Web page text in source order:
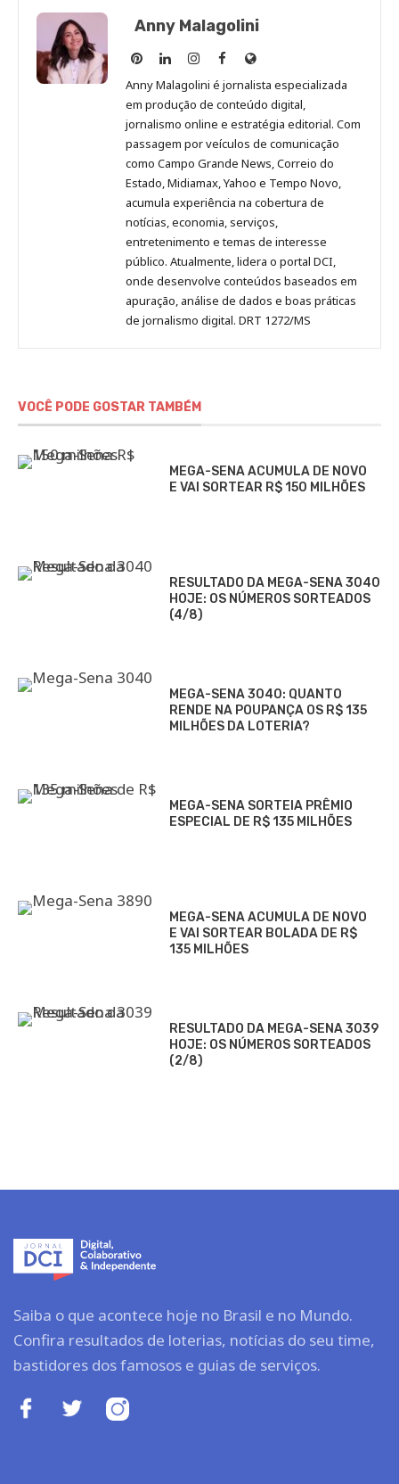
Anny Malagolini
Anny
Malagolini
no
Pinterest
Anny
Malagolini
no
LinkedIn
Anny
Malagolini
no
Instagram
Anny
Malagolini
no
Facebook
Site
de
Anny
Malagolini
Anny Malagolini é jornalista especializada
em produção de conteúdo digital,
jornalismo online e estratégia editorial. Com
passagem por veículos de comunicação
como Campo Grande News, Correio do
Estado, Midiamax, Yahoo e Tempo Novo,
acumula experiência na cobertura de
notícias, economia, serviços,
entretenimento e temas de interesse
público. Atualmente, lidera o portal DCI,
onde desenvolve conteúdos baseados em
apuração, análise de dados e boas práticas
de jornalismo digital. DRT 1272/MS
VOCÊ PODE GOSTAR TAMBÉM
MEGA-SENA ACUMULA DE NOVO
E VAI SORTEAR R$ 150 MILHÕES
RESULTADO DA MEGA-SENA 3040
HOJE: OS NÚMEROS SORTEADOS
(4/8)
MEGA-SENA 3040: QUANTO
RENDE NA POUPANÇA OS R$ 135
MILHÕES DA LOTERIA?
MEGA-SENA SORTEIA PRÊMIO
ESPECIAL DE R$ 135 MILHÕES
MEGA-SENA ACUMULA DE NOVO
E VAI SORTEAR BOLADA DE R$
135 MILHÕES
RESULTADO DA MEGA-SENA 3039
HOJE: OS NÚMEROS SORTEADOS
(2/8)
Saiba o que acontece hoje no Brasil e no Mundo.
Confira resultados de loterias, notícias do seu time,
bastidores dos famosos e guias de serviços.